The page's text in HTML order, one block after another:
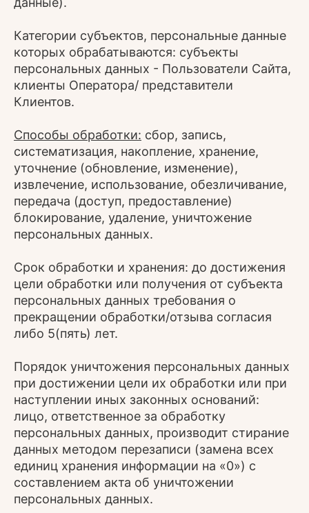
Категории субъектов, персональные данные
которых обрабатываются: субъекты
персональных данных - Пользователи Сайта,
клиенты Оператора/ представители
Клиентов.
Способы обработки: сбор, запись,
систематизация, накопление, хранение,
уточнение (обновление, изменение),
извлечение, использование, обезличивание,
передача (доступ, предоставление)
блокирование, удаление, уничтожение
персональных данных.
Срок обработки и хранения: до достижения
цели обработки или получения от субъекта
персональных данных требования о
прекращении обработки/отзыва согласия
либо 5(пять) лет.
Порядок уничтожения персональных данных
при достижении цели их обработки или при
наступлении иных законных оснований:
лицо, ответственное за обработку
персональных данных, производит стирание
данных методом перезаписи (замена всех
единиц хранения информации на «0») с
составлением акта об уничтожении
персональных данных.